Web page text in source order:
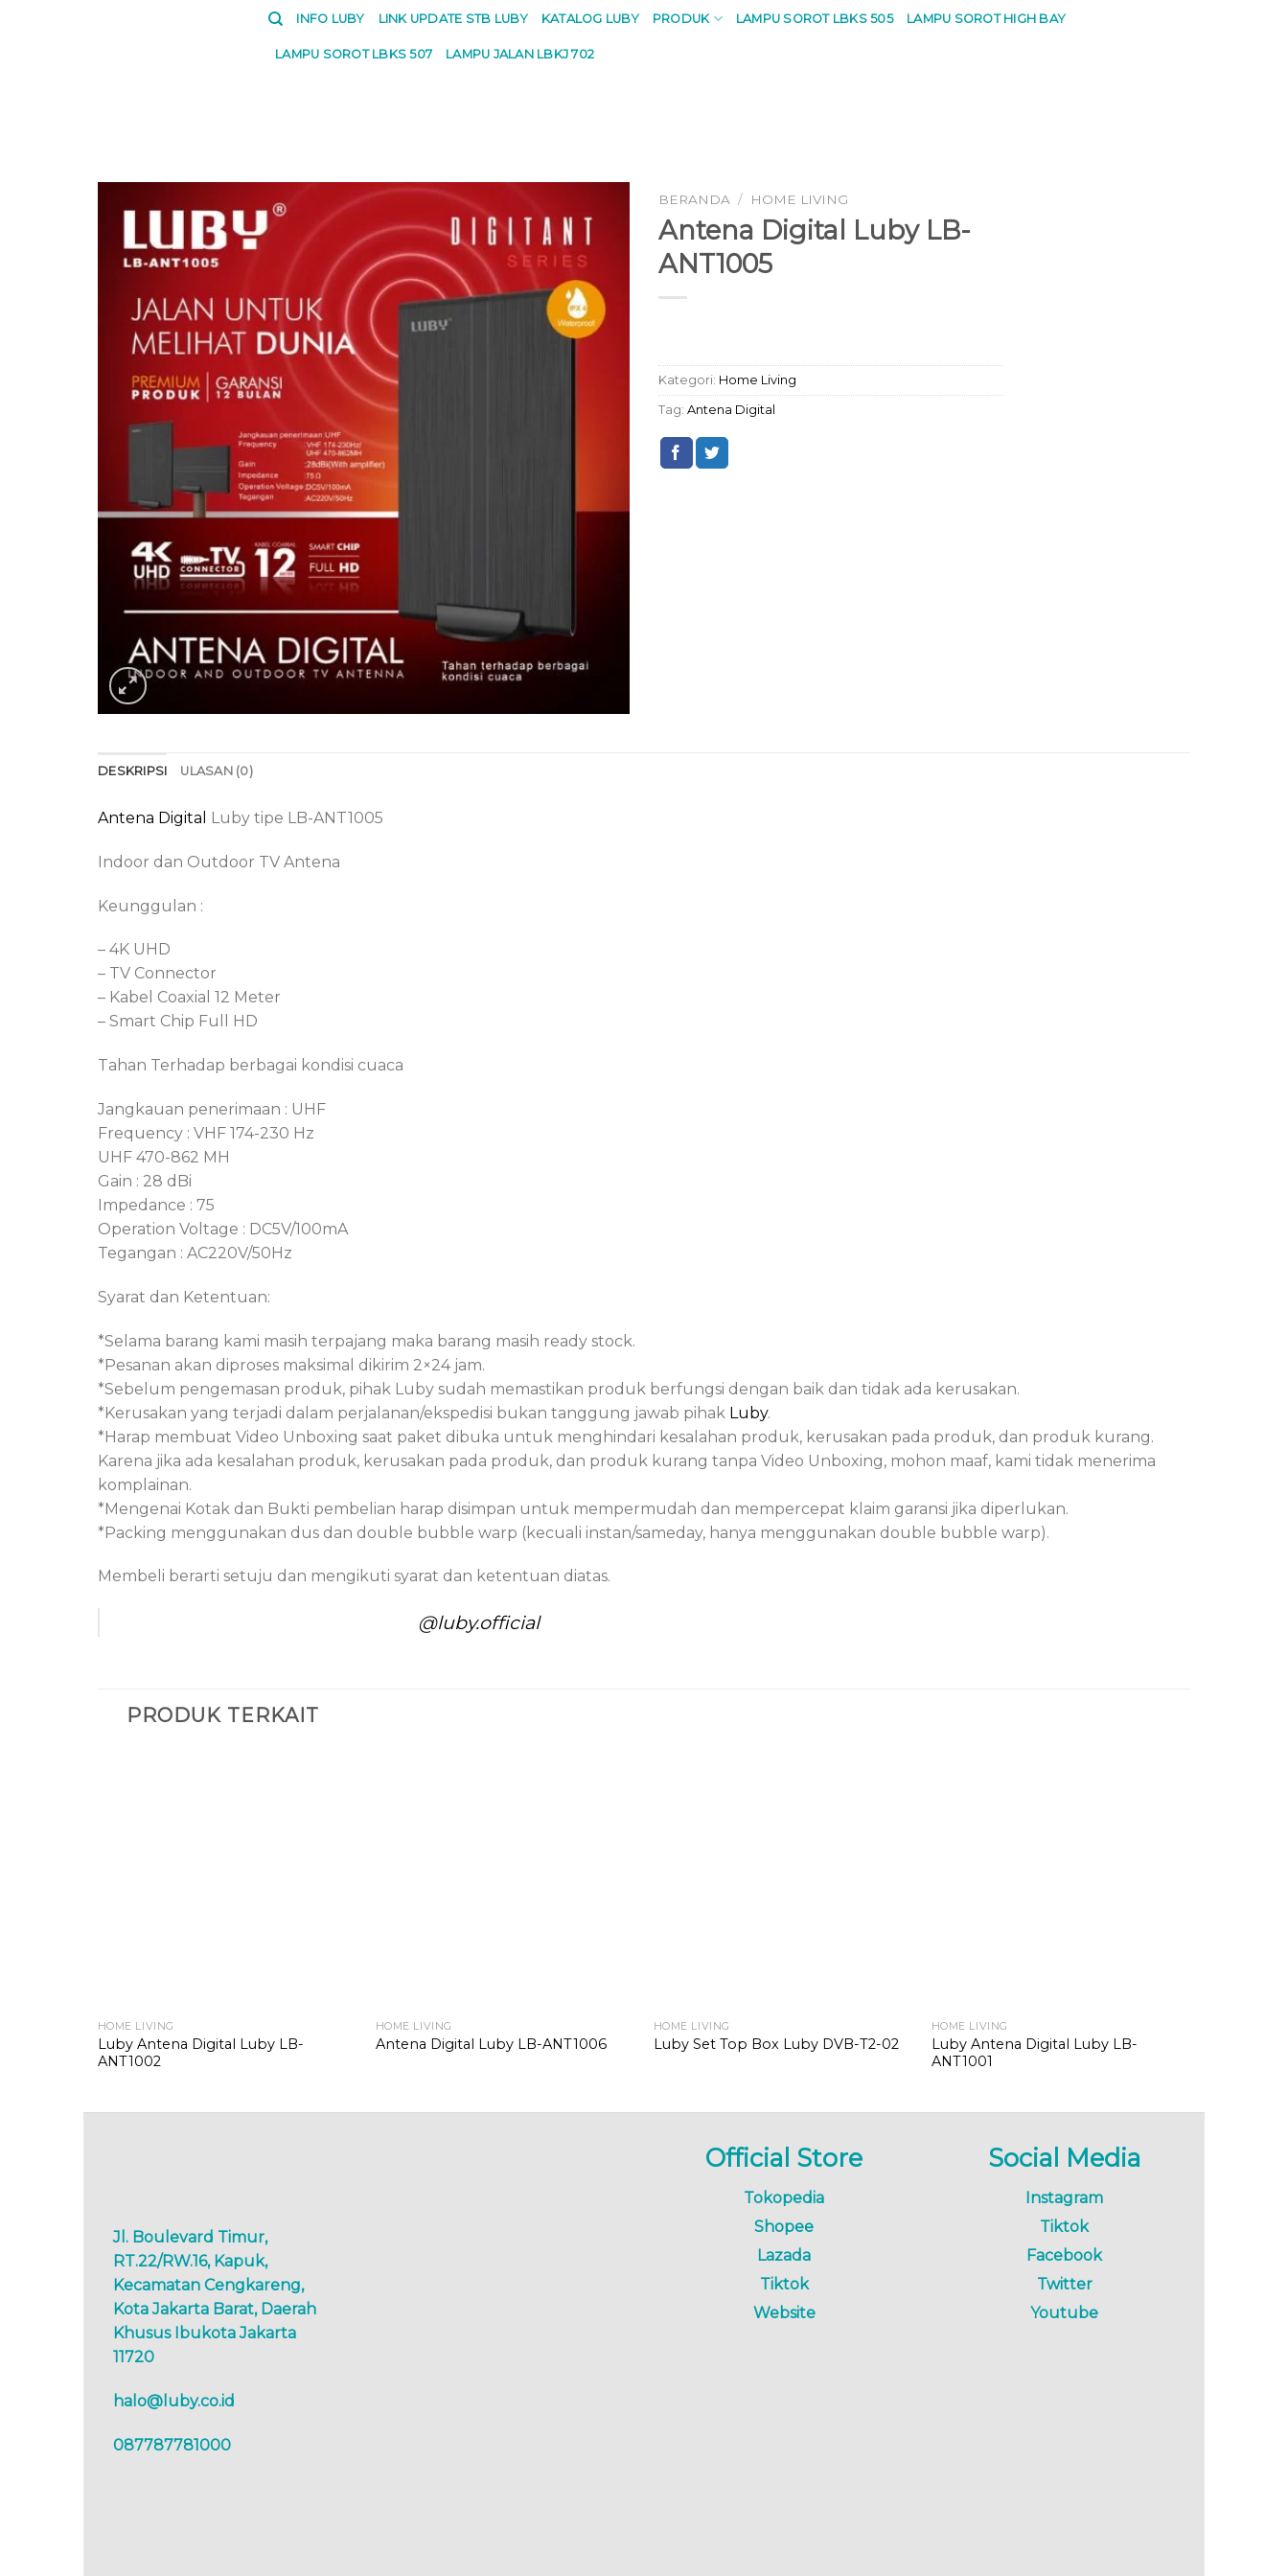
INFO LUBY LINK UPDATE STB LUBY KATALOG LUBY PRODUK LAMPU SOROT LBKS 505 LAMPU SOROT HIGH BAY
LAMPU SOROT LBKS 507 LAMPU JALAN LBKJ 702
BERANDA / HOME LIVING
Antena Digital Luby LB-
ANT1005
Kategori: Home Living
Tag: Antena Digital
DESKRIPSI ULASAN (0)
Antena Digital Luby tipe LB-ANT1005
Indoor dan Outdoor TV Antena
Keunggulan :
– 4K UHD
– TV Connector
– Kabel Coaxial 12 Meter
– Smart Chip Full HD
Tahan Terhadap berbagai kondisi cuaca
Jangkauan penerimaan : UHF
Frequency : VHF 174-230 Hz
UHF 470-862 MH
Gain : 28 dBi
Impedance : 75
Operation Voltage : DC5V/100mA
Tegangan : AC220V/50Hz
Syarat dan Ketentuan:
*Selama barang kami masih terpajang maka barang masih ready stock.
*Pesanan akan diproses maksimal dikirim 2×24 jam.
*Sebelum pengemasan produk, pihak Luby sudah memastikan produk berfungsi dengan baik dan tidak ada kerusakan.
*Kerusakan yang terjadi dalam perjalanan/ekspedisi bukan tanggung jawab pihak Luby.
*Harap membuat Video Unboxing saat paket dibuka untuk menghindari kesalahan produk, kerusakan pada produk, dan produk kurang.
Karena jika ada kesalahan produk, kerusakan pada produk, dan produk kurang tanpa Video Unboxing, mohon maaf, kami tidak menerima
komplainan.
*Mengenai Kotak dan Bukti pembelian harap disimpan untuk mempermudah dan mempercepat klaim garansi jika diperlukan.
*Packing menggunakan dus dan double bubble warp (kecuali instan/sameday, hanya menggunakan double bubble warp).
Membeli berarti setuju dan mengikuti syarat dan ketentuan diatas.
@luby.official
PRODUK TERKAIT
HOME LIVING
Luby Antena Digital Luby LB-
ANT1002
HOME LIVING
Antena Digital Luby LB-ANT1006
HOME LIVING
Luby Set Top Box Luby DVB-T2-02
HOME LIVING
Luby Antena Digital Luby LB-
ANT1001
Jl. Boulevard Timur,
RT.22/RW.16, Kapuk,
Kecamatan Cengkareng,
Kota Jakarta Barat, Daerah
Khusus Ibukota Jakarta
11720
halo@luby.co.id
087787781000
Official Store
Tokopedia
Shopee
Lazada
Tiktok
Website
Social Media
Instagram
Tiktok
Facebook
Twitter
Youtube